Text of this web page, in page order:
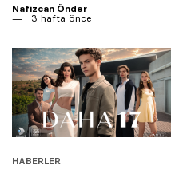
Nafizcan Önder
3 hafta önce
HABERLER